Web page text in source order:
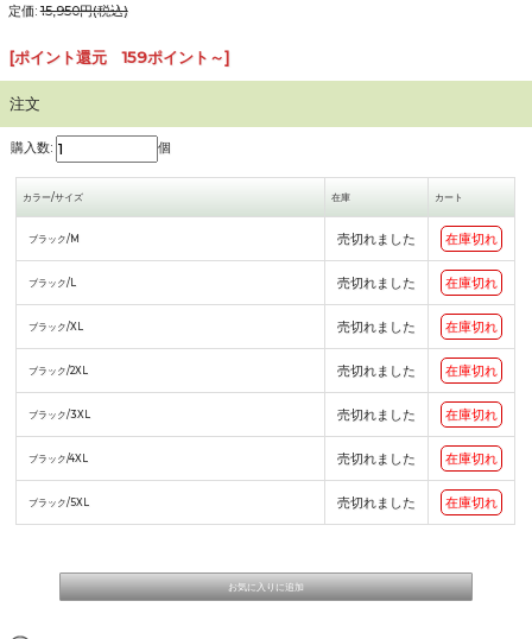
定価:15,950円(税込)
[ポイント還元 159ポイント～]
注文
購入数: 個
カラー/サイズ 在庫 カート
ブラック/M 売切れました 在庫切れ
ブラック/L 売切れました 在庫切れ
ブラック/XL 売切れました 在庫切れ
ブラック/2XL 売切れました 在庫切れ
ブラック/3XL 売切れました 在庫切れ
ブラック/4XL 売切れました 在庫切れ
ブラック/5XL 売切れました 在庫切れ